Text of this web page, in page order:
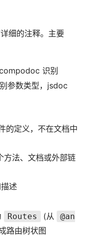
细的注释。主要
识别
参数类型，jsdoc
的定义，不在文档中
方法、文档或外部链
述
Routes (从
@an
路由树状图